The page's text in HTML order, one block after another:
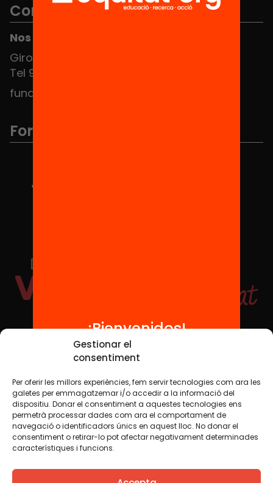
Gestionar el
consentiment
Per oferir les millors experiències, fem servir tecnologies com ara les
galetes per emmagatzemar i/o accedir a la informació del
dispositiu. Donar el consentiment a aquestes tecnologies ens
permetrà processar dades com ara el comportament de
navegació o identificadors únics en aquest lloc. No donar el
consentiment o retirar-lo pot afectar negativament determinades
característiques i funcions.
Contacto
Nos puedes encontrar en el HUB Social
Girona 34, interior 08010 Barcelona
Tel 934 588 700
fundacio@equitat.org
Formamos parte de...
Redes sociales
TWT YTB IG FB IN
Aviso legalPolítica de cookies
Creemos que el conocimiento debe compartirse. Por eso
¡Bienvenidos!